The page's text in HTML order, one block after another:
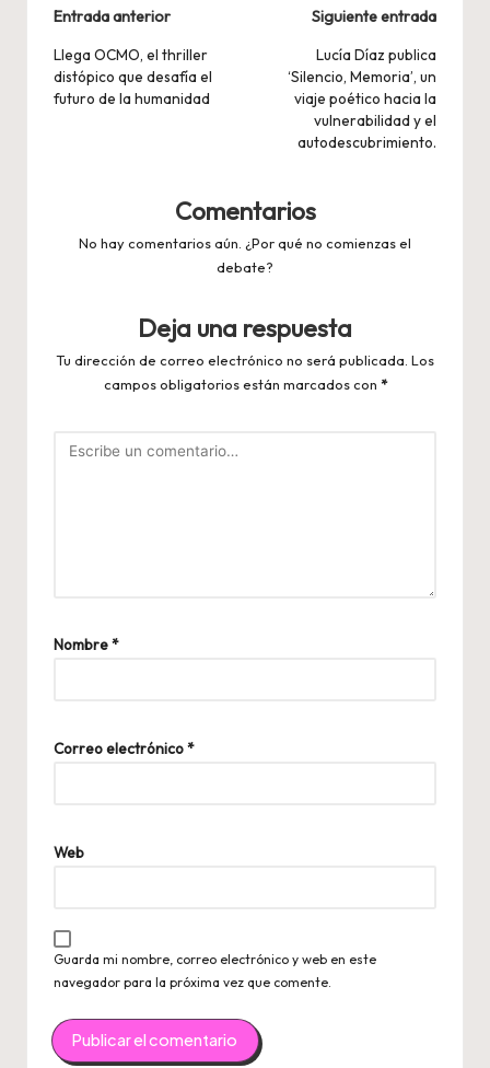
Navegación
de
entradas
Entrada anterior
Llega OCMO, el thriller
distópico que desafía el
futuro de la humanidad
Siguiente entrada
Lucía Díaz publica
‘Silencio, Memoria’, un
viaje poético hacia la
vulnerabilidad y el
autodescubrimiento.
Comentarios
No hay comentarios aún. ¿Por qué no comienzas el
debate?
Deja una respuesta
Tu dirección de correo electrónico no será publicada. Los
campos obligatorios están marcados con *
Nombre*
Correo electrónico*
Web
Guarda mi nombre, correo electrónico y web en este
navegador para la próxima vez que comente.